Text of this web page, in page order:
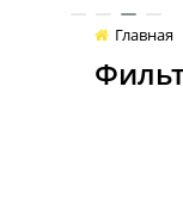
Главная